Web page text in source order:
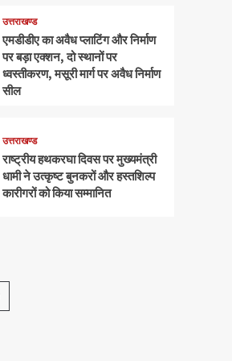
उत्तराखण्ड
एमडीडीए का अवैध प्लाटिंग और निर्माण
पर बड़ा एक्शन, दो स्थानों पर
ध्वस्तीकरण, मसूरी मार्ग पर अवैध निर्माण
सील
उत्तराखण्ड
राष्ट्रीय हथकरघा दिवस पर मुख्यमंत्री
धामी ने उत्कृष्ट बुनकरों और हस्तशिल्प
कारीगरों को किया सम्मानित